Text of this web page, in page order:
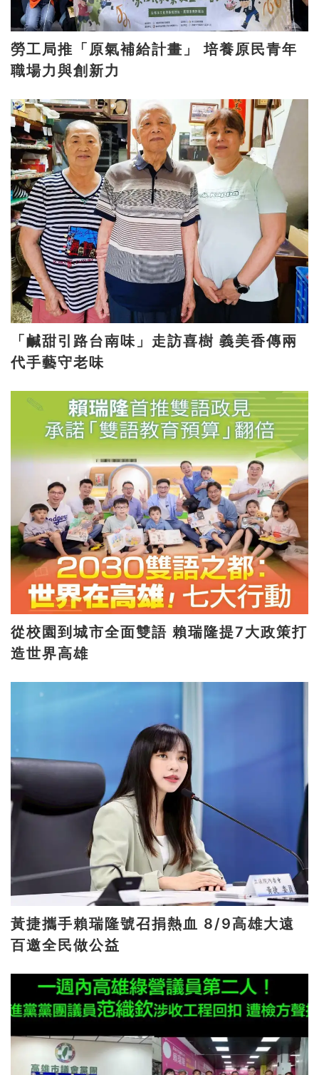
勞工局推「原氣補給計畫」 培養原民青年
職場力與創新力
「鹹甜引路台南味」走訪喜樹 義美香傳兩
代手藝守老味
從校園到城市全面雙語 賴瑞隆提7大政策打
造世界高雄
黃捷攜手賴瑞隆號召捐熱血 8/9高雄大遠
百邀全民做公益